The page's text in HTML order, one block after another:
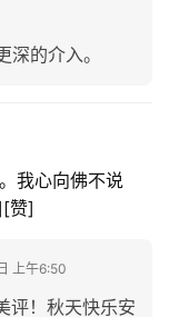
的介入。
我心向佛不说
赞]
上午6:50
评！秋天快乐安